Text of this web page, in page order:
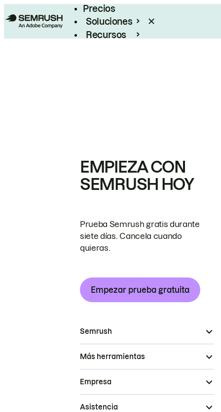
Precios
Soluciones
Recursos
EMPIEZA CON
SEMRUSH HOY
Prueba Semrush gratis durante
siete días. Cancela cuando
quieras.
Empezar prueba gratuita
Semrush
Más herramientas
Empresa
Asistencia